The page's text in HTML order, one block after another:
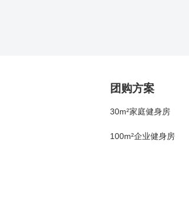
团购方案
30m²家庭健身房
100m²企业健身房